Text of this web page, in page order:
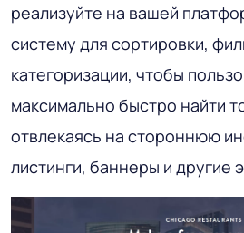
реализуйте на вашей
систему для сортировки,
категоризации, чтобы
максимально быстро найти
отвлекаясь на стороннюю
листинги, баннеры и другие